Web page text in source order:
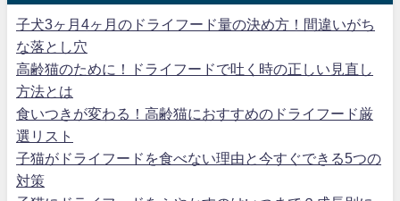
子犬3ヶ月4ヶ月のドライフード量の決め方！間違いがち
な落とし穴
高齢猫のために！ドライフードで吐く時の正しい見直し
方法とは
食いつきが変わる！高齢猫におすすめのドライフード厳
選リスト
子猫がドライフードを食べない理由と今すぐできる5つの
対策